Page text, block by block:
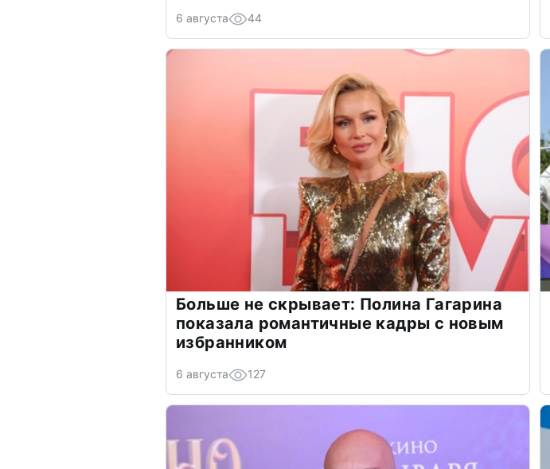
6 августа 44
Больше не скрывает: Полина Гагарина
показала романтичные кадры с новым
избранником
6 августа 127